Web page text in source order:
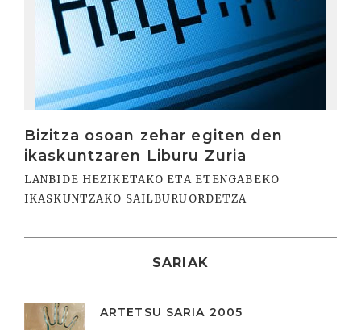
Bizitza osoan zehar egiten den
ikaskuntzaren Liburu Zuria
LANBIDE HEZIKETAKO ETA ETENGABEKO
IKASKUNTZAKO SAILBURUORDETZA
SARIAK
ARTETSU SARIA 2005